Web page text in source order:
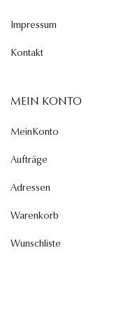
Impressum
Kontakt
MEIN KONTO
MeinKonto
Aufträge
Adressen
Warenkorb
Wunschliste